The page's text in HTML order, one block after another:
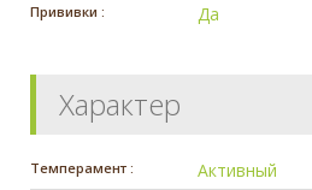
Прививки : Да
Характер
Темперамент : Активный